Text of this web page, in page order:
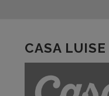
CASA LUISE